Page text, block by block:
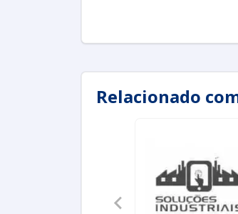
Relacionado